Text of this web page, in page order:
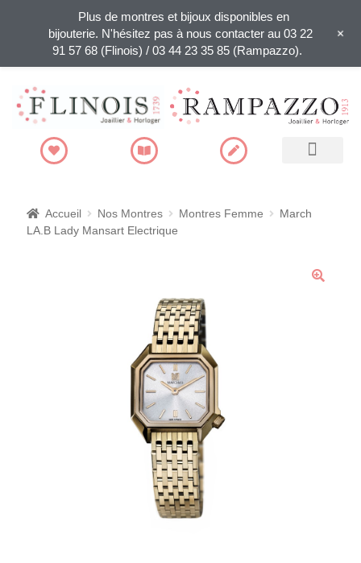
Accueil Nos Montres Montres Femme
March
LA.B Lady Mansart Electrique
Plus de montres et bijoux disponibles en
bijouterie. N'hésitez pas à nous contacter au 03 22
91 57 68 (Flinois) / 03 44 23 35 85 (Rampazzo).
+